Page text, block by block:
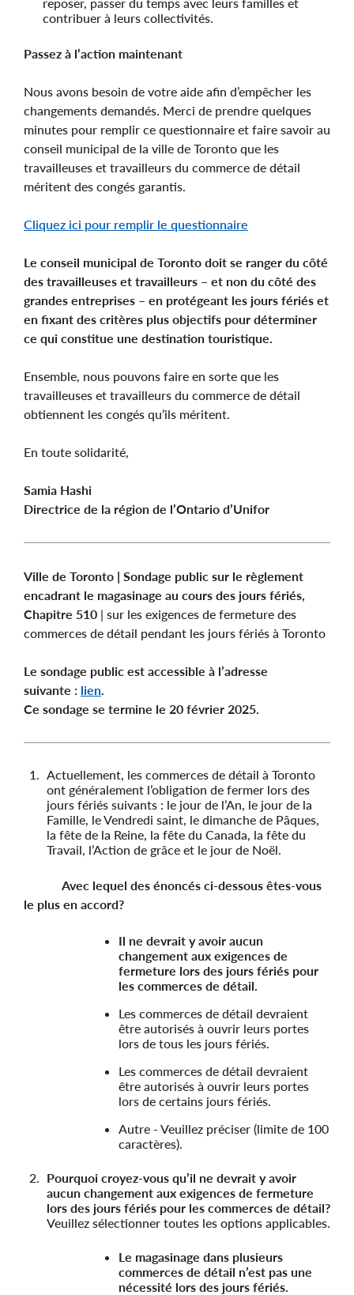
contribuer à leurs collectivités.
Passez à l’action maintenant
Nous avons besoin de votre aide afin d’empêcher les
changements demandés. Merci de prendre quelques
minutes pour remplir ce questionnaire et faire savoir au
conseil municipal de la ville de Toronto que les
travailleuses et travailleurs du commerce de détail
méritent des congés garantis.
Cliquez ici pour remplir le questionnaire
Le conseil municipal de Toronto doit se ranger du côté
des travailleuses et travailleurs – et non du côté des
grandes entreprises – en protégeant les jours fériés et
en fixant des critères plus objectifs pour déterminer
ce qui constitue une destination touristique.
Ensemble, nous pouvons faire en sorte que les
travailleuses et travailleurs du commerce de détail
obtiennent les congés qu’ils méritent.
En toute solidarité,
Samia Hashi
Directrice de la région de l’Ontario d’Unifor
Ville de Toronto | Sondage public sur le règlement
encadrant le magasinage au cours des jours fériés,
Chapitre 510 | sur les exigences de fermeture des
commerces de détail pendant les jours fériés à Toronto
Le sondage public est accessible à l’adresse
suivante : lien
Ce sondage se termine le 20 février 2025.
Actuellement, les commerces de détail à Toronto
ont généralement l’obligation de fermer lors des
jours fériés suivants : le jour de l’An, le jour de la
Famille, le Vendredi saint, le dimanche de Pâques,
la fête de la Reine, la fête du Canada, la fête du
Travail, l’Action de grâce et le jour de Noël.
Avec lequel des énoncés ci-dessous êtes-vous
le plus en accord?
Il ne devrait y avoir aucun
changement aux exigences de
fermeture lors des jours fériés pour
les commerces de détail.
Les commerces de détail devraient
être autorisés à ouvrir leurs portes
lors de tous les jours fériés.
Les commerces de détail devraient
être autorisés à ouvrir leurs portes
lors de certains jours fériés.
Autre - Veuillez préciser (limite de 100
caractères).
Pourquoi croyez-vous qu’il ne devrait y avoir
aucun changement aux exigences de fermeture
lors des jours fériés pour les commerces de détail?
Veuillez sélectionner toutes les options applicables.
Le magasinage dans plusieurs
commerces de détail n’est pas une
nécessité lors des jours fériés.